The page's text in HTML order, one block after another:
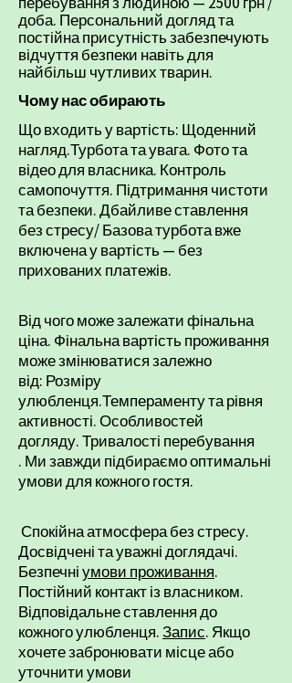
доба. Персональний догляд та
постійна присутність забезпечують
відчуття безпеки навіть для
найбільш чутливих тварин.
Чому нас обирають
Що входить у вартість: Щоденний
нагляд.Турбота та увага. Фото та
відео для власника. Контроль
самопочуття. Підтримання чистоти
та безпеки.Дбайливе ставлення
без стресу/Базова турбота вже
включена у вартість — без
прихованих платежів.
Від чого може залежати фінальна
ціна. Фінальна вартість проживання
може змінюватися залежно
від: Розміру
улюбленця.Темпераменту та рівня
активності.Особливостей
догляду.Тривалості перебування​
. Ми завжди підбираємо оптимальні
умови для кожного гостя.
​​ ​​​​​​​​Спокійна атмосфера без стресу.
Досвідчені та уважні доглядачі.
Безпечніумови проживання.
Постійний контакт із власником.
Відповідальне ставлення до
кожного улюбленця.​Запис. Якщо
хочетезабронювати місцеабо
уточнити умови